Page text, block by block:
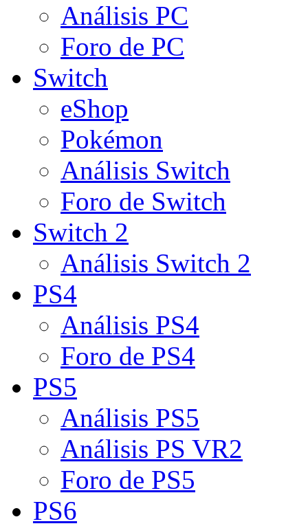
Análisis PC
Foro de PC
Switch
eShop
Pokémon
Análisis Switch
Foro de Switch
Switch 2
Análisis Switch 2
PS4
Análisis PS4
Foro de PS4
PS5
Análisis PS5
Análisis PS VR2
Foro de PS5
PS6